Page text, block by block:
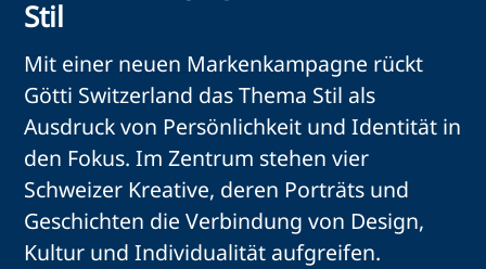
Stil
Mit einer neuen Markenkampagne rückt
Götti Switzerland das Thema Stil als
Ausdruck von Persönlichkeit und Identität in
den Fokus. Im Zentrum stehen vier
Schweizer Kreative, deren Porträts und
Geschichten die Verbindung von Design,
Kultur und Individualität aufgreifen.